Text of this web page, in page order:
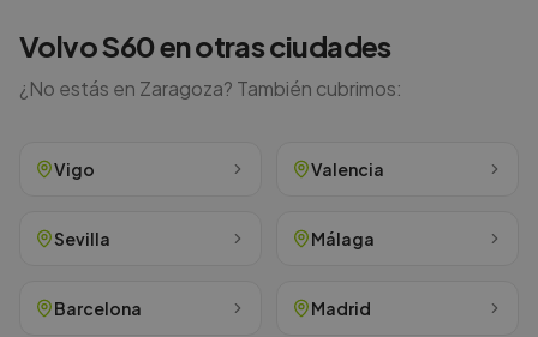
VolvoS60en otras ciudades
¿No estás en Zaragoza? También cubrimos:
Vigo Valencia
Sevilla Málaga
Barcelona Madrid